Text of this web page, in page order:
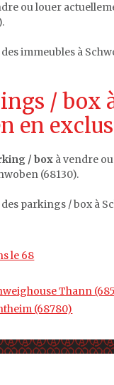
ou louer
immeubles à
/ box
en
/ box à vendre
(68130).
parkings / box à
le 68
Thann
(68780)